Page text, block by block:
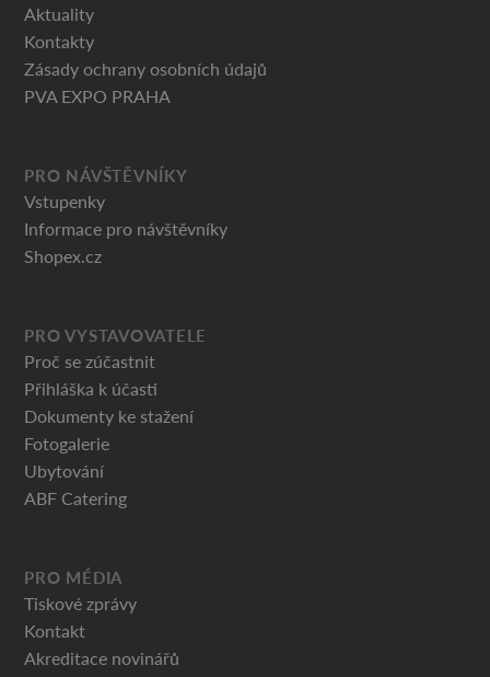
Aktuality
Kontakty
Zásady ochrany osobních údajů
PVA EXPO PRAHA
PRO NÁVŠTĚVNÍKY
Vstupenky
Informace pro návštěvníky
Shopex.cz
PRO VYSTAVOVATELE
Proč se zúčastnit
Přihláška k účasti
Dokumenty ke stažení
Fotogalerie
Ubytování
ABF Catering
PRO MÉDIA
Tiskové zprávy
Kontakt
Akreditace novinářů